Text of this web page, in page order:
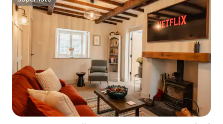
Superhôte